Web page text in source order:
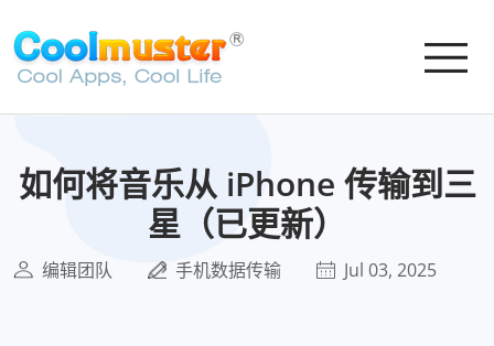
如何将音乐从 iPhone 传输到三
星（已更新）
编辑团队 手机数据传输 Jul 03, 2025